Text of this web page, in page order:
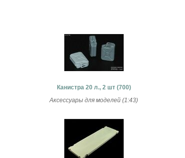
Канистра 20 л., 2 шт (700)
Аксессуары для моделей (1:43)